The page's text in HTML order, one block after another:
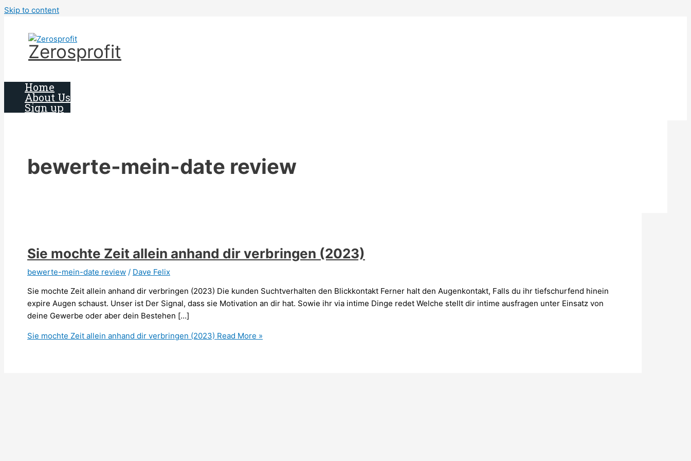
Skip to content
Zerosprofit
Home
About Us
Sign up
bewerte-mein-date review
Sie mochte Zeit allein anhand dir verbringen (2023)
bewerte-mein-date review / Dave Felix
Sie mochte Zeit allein anhand dir verbringen (2023) Die kunden Suchtverhalten den Blickkontakt Ferner halt den Augenkontakt, Falls du ihr tiefschurfend hinein
expire Augen schaust. Unser ist Der Signal, dass sie Motivation an dir hat. Sowie ihr via intime Dinge redet Welche stellt dir intime ausfragen unter Einsatz von
deine Gewerbe oder aber dein Bestehen […]
Sie mochte Zeit allein anhand dir verbringen (2023) Read More »